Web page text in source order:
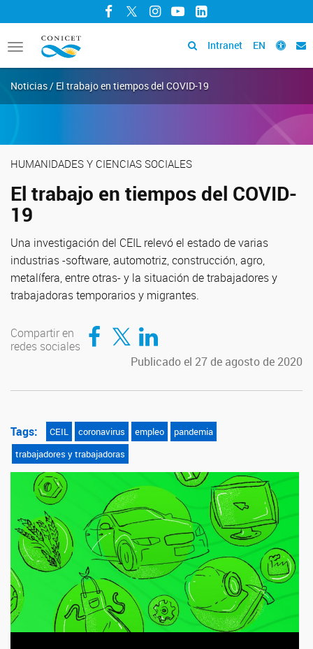
Facebook
TwitterInstagram
YouTubeLinkedIn
Toggle
navigation
Intranet EN
Noticias / El trabajo en tiempos del COVID-19
HUMANIDADES Y CIENCIAS SOCIALES
El trabajo en tiempos del COVID-
19
Una investigación del CEIL relevó el estado de varias
industrias -software, automotriz, construcción, agro,
metalífera, entre otras- y la situación de trabajadores y
trabajadoras temporarios y migrantes.
Compartir en
redes sociales
Compartir en Facebook
Compartir en TwitterCompartir en LinkedIn
Publicado el 27 de agosto de 2020
Tags: CEIL coronavirus empleo
pandemia
trabajadores y trabajadoras